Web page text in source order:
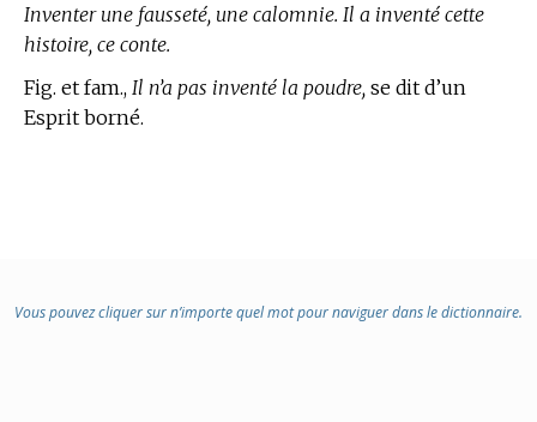
Inventer une fausseté, une calomnie. Il a inventé cette
histoire, ce conte.
Fig. et fam., Il n’a pas inventé la poudre, se dit d’un
Esprit borné.
Vous pouvez cliquer sur n’importe quel mot pour naviguer dans le dictionnaire.